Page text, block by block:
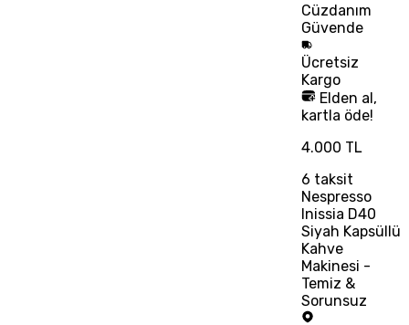
Cüzdanım
Güvende
Ücretsiz
Kargo
Elden al,
kartla öde!
4.000 TL
6 taksit
Nespresso
Inissia D40
Siyah Kapsüllü
Kahve
Makinesi -
Temiz &
Sorunsuz